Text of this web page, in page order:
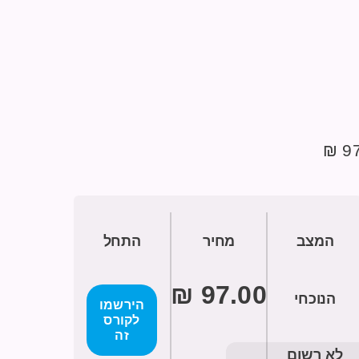
97
המצב
הנוכחי
לא רשום
מחיר התחל
הירשמו
לקורס
זה